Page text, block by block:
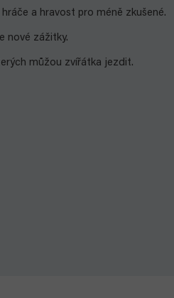
a hravost pro méně zkušené.
nové zážitky.
můžou zvířátka jezdit.